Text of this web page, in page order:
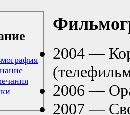
2004 —
2006 —
2007 —